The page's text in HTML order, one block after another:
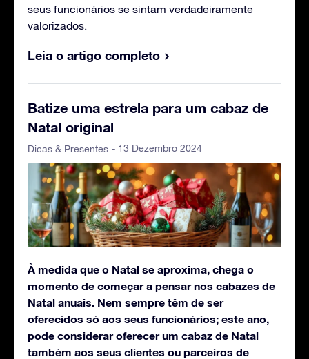
seus funcionários se sintam verdadeiramente
valorizados.
Leia o artigo completo
Batize uma estrela para um cabaz de
Natal original
Dicas & Presentes - 13 Dezembro 2024
À medida que o Natal se aproxima, chega o
momento de começar a pensar nos cabazes de
Natal anuais. Nem sempre têm de ser
oferecidos só aos seus funcionários; este ano,
pode considerar oferecer um cabaz de Natal
também aos seus clientes ou parceiros de